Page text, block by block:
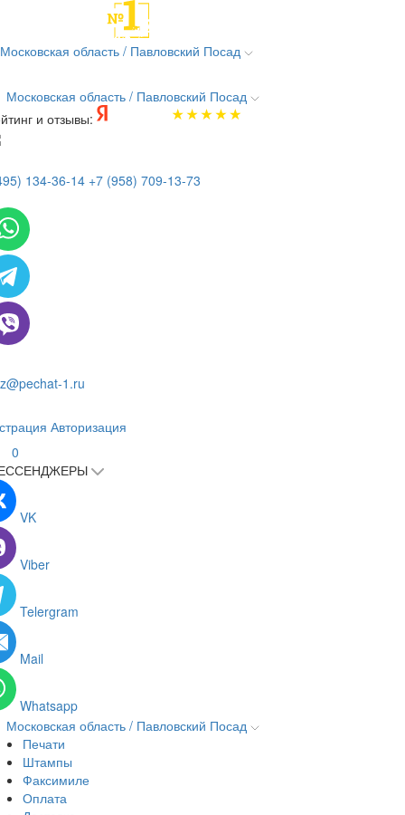
Московская область / Павловский Посад
Московская область / Павловский Посад
и отзывы:
134-36-14 +7 (958) 709-13-73
1.ru
Авторизация
0
VK
Viber
Telergram
Mail
Whatsapp
Московская область / Павловский Посад
Печати
Штампы
Факсимиле
Оплата